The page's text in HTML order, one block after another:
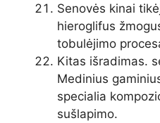
Senovės kinai
hieroglifus
tobulėjimo
Kitas išradimas.
Medinius
specialia
sušlapimo.